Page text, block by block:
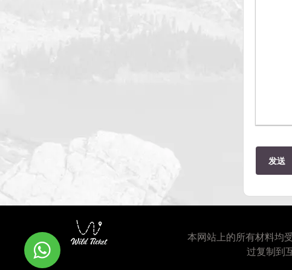
发送
本网站上的所有材料均
过复制到